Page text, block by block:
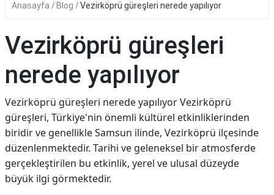
Anasayfa Blog Vezirköprü güreşleri nerede yapılıyor
Vezirköprü güreşleri
nerede yapılıyor
Vezirköprü güreşleri nerede yapılıyor Vezirköprü
güreşleri, Türkiye'nin önemli kültürel etkinliklerinden
biridir ve genellikle Samsun ilinde, Vezirköprü ilçesinde
düzenlenmektedir. Tarihi ve geleneksel bir atmosferde
gerçekleştirilen bu etkinlik, yerel ve ulusal düzeyde
büyük ilgi görmektedir.